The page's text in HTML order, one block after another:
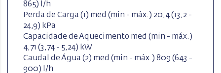
865) l/h
Perda de Carga (1) med (min - máx.) 20,4 (13,2 -
24,9) kPa
Capacidade de Aquecimento med (min - máx.)
4,71 (3,74 - 5,24) kW
Caudal de Água (2) med (min - máx.) 809 (643 -
900) l/h